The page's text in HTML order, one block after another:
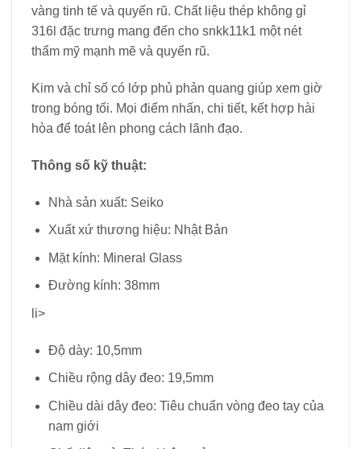
vàng tinh tế và quyến rũ. Chất liệu thép không gỉ
316l đặc trưng mang đến cho snkk11k1 một nét
thẩm mỹ mạnh mẽ và quyến rũ.
Kim và chỉ số có lớp phủ phản quang giúp xem giờ
trong bóng tối. Mọi điểm nhấn, chi tiết, kết hợp hài
hòa để toát lên phong cách lãnh đạo.
Thông số kỹ thuật:
Nhà sản xuất: Seiko
Xuất xứ thương hiệu: Nhật Bản
Mặt kính: Mineral Glass
Đường kính: 38mm
li>
Độ dày: 10,5mm
Chiều rộng dây đeo: 19,5mm
Chiều dài dây đeo: Tiêu chuẩn vòng đeo tay của
nam giới